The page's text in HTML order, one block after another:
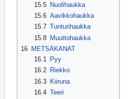
15.5
Nuolihaukka
15.6 Aavikkohaukka
15.7 Tunturihaukka
15.8
Muuttohaukka
16 METSÄKANAT
16.1
Pyy
16.2
Riekko
16.3
Kiiruna
16.4 Teeri